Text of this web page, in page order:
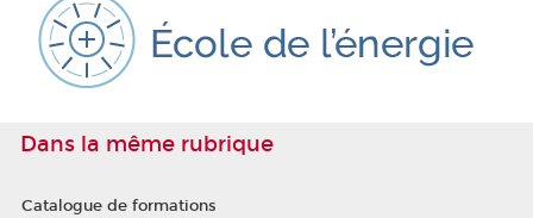
Dans la même rubrique
Catalogue de formations